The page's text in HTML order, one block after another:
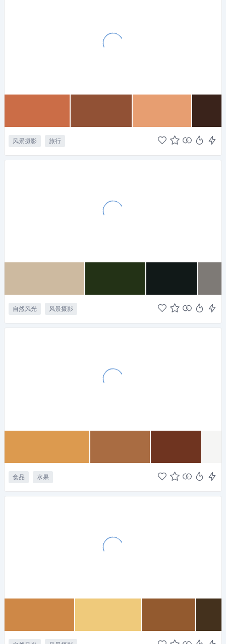
风景摄影 旅行
自然风光 风景摄影
食品 水果